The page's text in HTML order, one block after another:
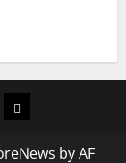
ผู้ชาย
by AF